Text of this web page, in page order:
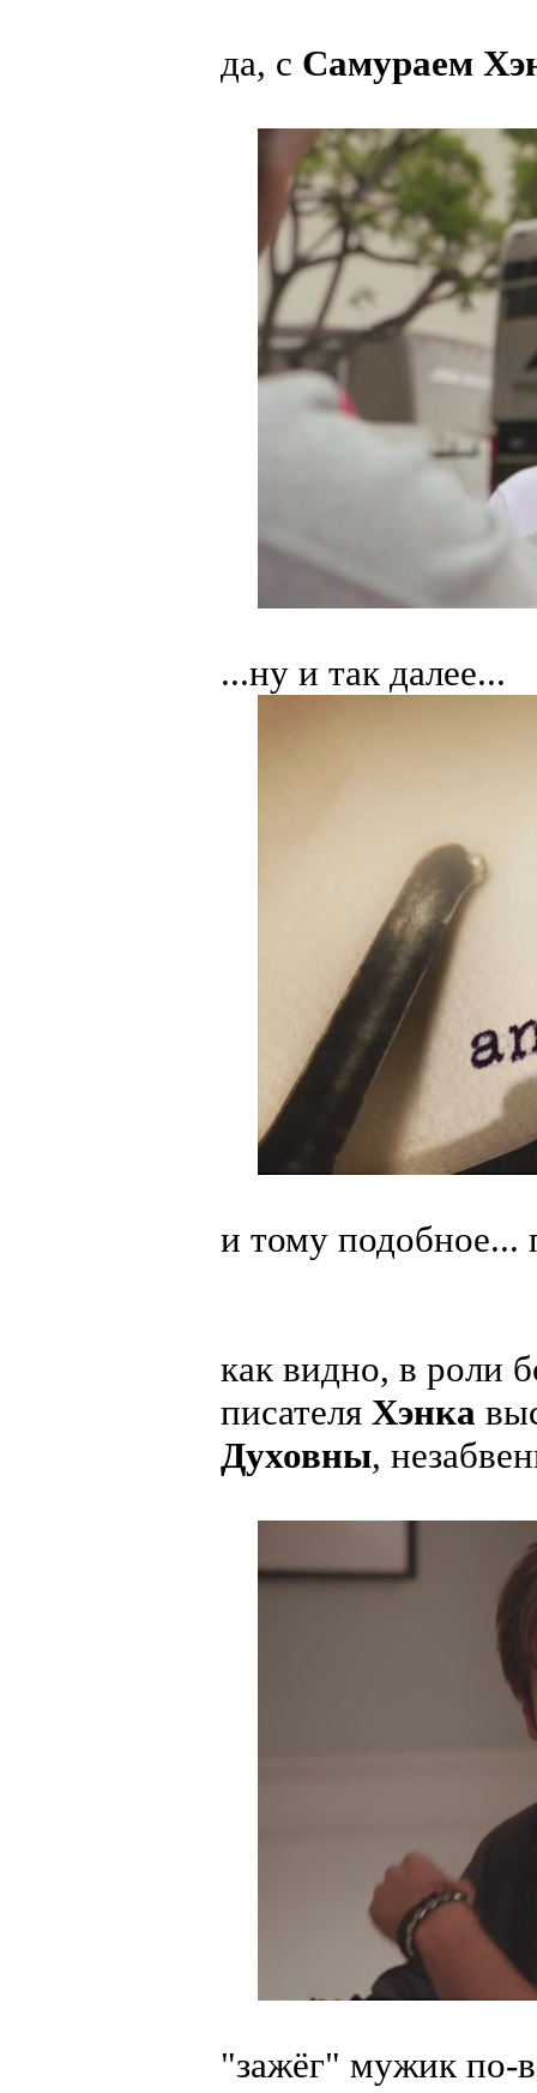
да, с Самураем
...ну и так далее...
и тому подобное...
как видно, в роли
писателя Хэнка
Духовны,
"зажёг" мужик по-